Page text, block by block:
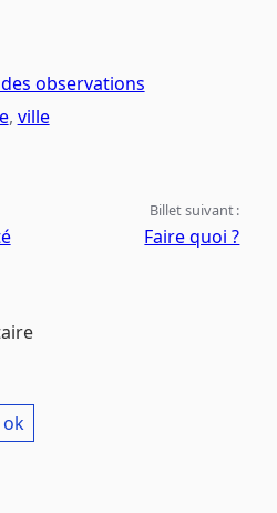
observations
, ville
Billet suivant :
Faire quoi ?